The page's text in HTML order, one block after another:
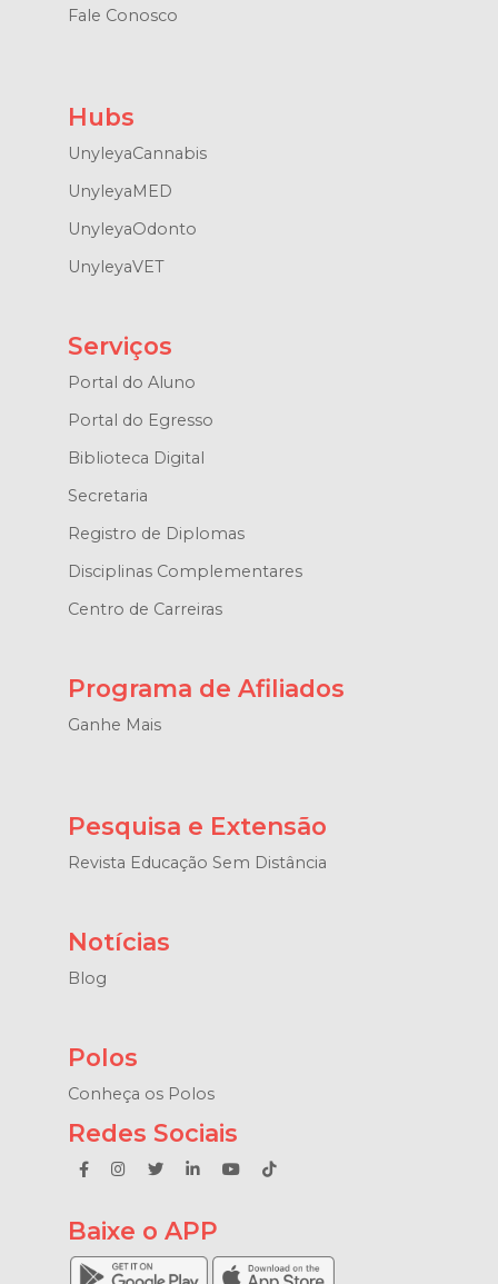
Fale Conosco
Hubs
UnyleyaCannabis
UnyleyaMED
UnyleyaOdonto
UnyleyaVET
Serviços
Portal do Aluno
Portal do Egresso
Biblioteca Digital
Secretaria
Registro de Diplomas
Disciplinas Complementares
Centro de Carreiras
Programa de Afiliados
Ganhe Mais
Pesquisa e Extensão
Revista Educação Sem Distância
Notícias
Blog
Polos
Conheça os Polos
Redes Sociais
Baixe o APP